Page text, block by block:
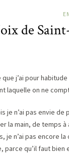
de
j’ai pour
laquelle on ne
je n’ai pas envie
la main, de temps
je n’ai pas encore la
qu’il faut bien